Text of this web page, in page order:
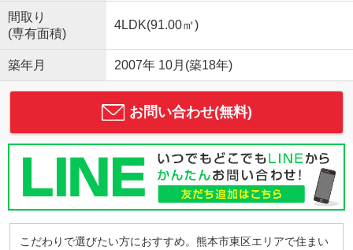
間取り
(専有面積)
4LDK(91.00㎡)
築年月 2007年 10月(築18年)
お問い合わせ(無料)
こだわりで選びたい方におすすめ。熊本市東区エリアで住まい